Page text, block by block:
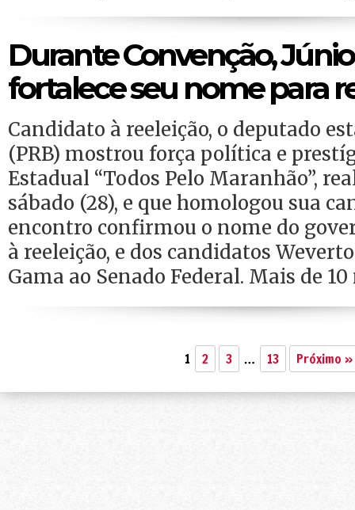
Durante Convenção,
fortalece seu nome para
Candidato à reeleição, o deputado
(PRB) mostrou força política e
Estadual “Todos Pelo Maranhão”,
sábado (28), e que homologou sua
encontro confirmou o nome do
à reeleição, e dos candidatos
Gama ao Senado Federal. Mais de
1 2 3 … 13 Próximo »